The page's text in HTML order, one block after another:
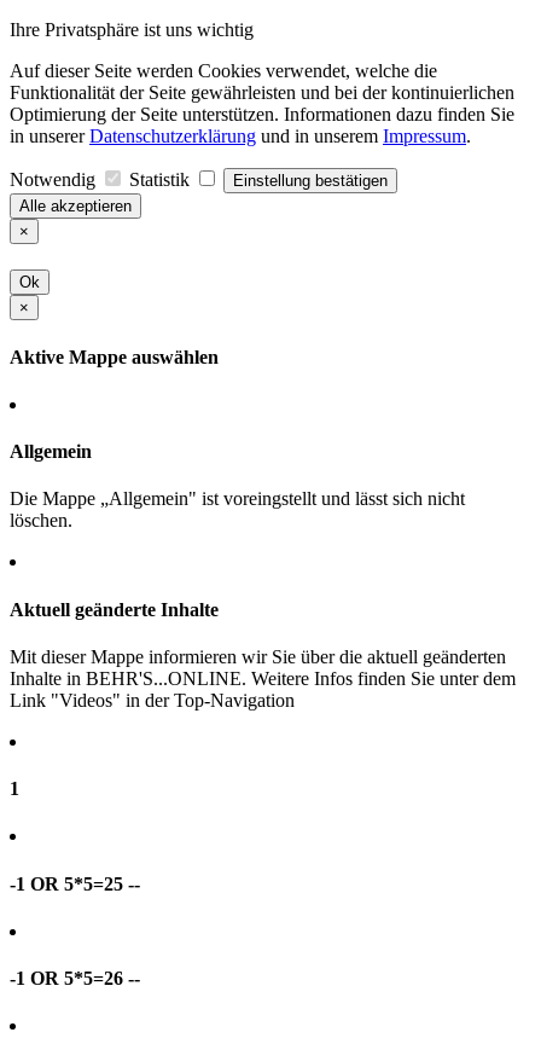
Ihre Privatsphäre ist uns wichtig
Auf dieser Seite werden Cookies verwendet, welche die
Funktionalität der Seite gewährleisten und bei der kontinuierlichen
Optimierung der Seite unterstützen. Informationen dazu finden Sie
in unsererDatenschutzerklärung und in unserem Impressum.
Notwendig Statistik
Einstellung bestätigen
Alle akzeptieren
×
Ok
×
Aktive Mappe auswählen
Allgemein
Die Mappe „Allgemein" ist voreingstellt und lässt sich nicht
löschen.
Aktuell geänderte Inhalte
Mit dieser Mappe informieren wir Sie über die aktuell geänderten
Inhalte in BEHR'S...ONLINE. Weitere Infos finden Sie unter dem
Link "Videos" in der Top-Navigation
1
-1 OR 5*5=25 --
-1 OR 5*5=26 --